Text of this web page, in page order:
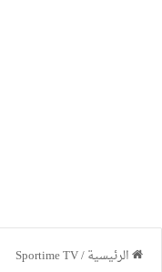
الرئيسية/
Sportime TV